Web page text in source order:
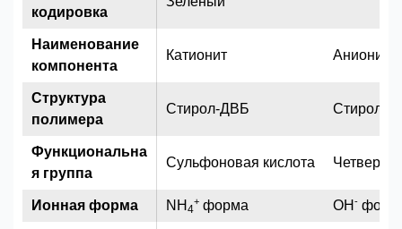
Катионит Анионит
Стирол-ДВБ Стирол-
Сульфоновая кислота
NH 4
+ форма OH -
кодировка
Наименование
компонента
Структура
полимера
Функциональна
я группа
Ионная форма